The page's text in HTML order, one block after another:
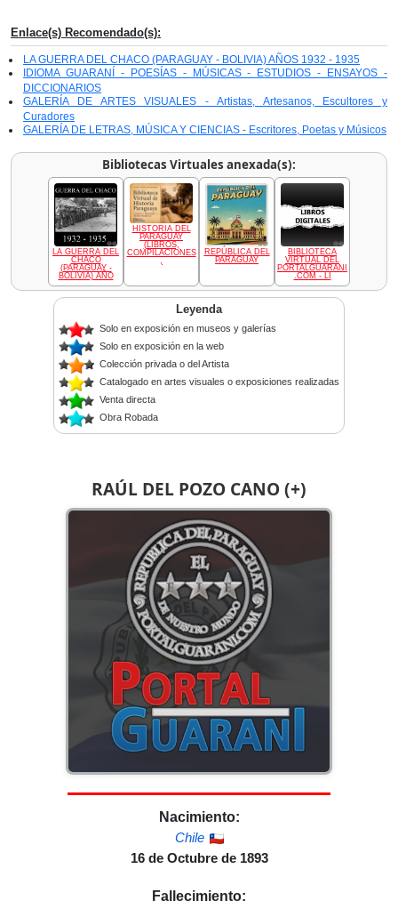
RAÚL DEL POZO CANO (+)
Nacimiento:
Chile
16 de Octubre de 1893
Fallecimiento:
Enlace(s) Recomendado(s):
LA GUERRA DEL CHACO (PARAGUAY - BOLIVIA) AÑOS 1932 - 1935
IDIOMA GUARANÍ - POESÍAS - MÚSICAS - ESTUDIOS - ENSAYOS -
DICCIONARIOS
GALERÍA DE ARTES VISUALES - Artistas, Artesanos, Escultores y
Curadores
GALERÍA DE LETRAS, MÚSICA Y CIENCIAS - Escritores, Poetas y Músicos
Bibliotecas Virtuales anexada(s):
LA GUERRA DEL
CHACO
(PARAGUAY -
BOLIVIA) AÑO
HISTORIA DEL
PARAGUAY
(LIBROS,
COMPILACIONES
REPÚBLICA DEL
PARAGUAY
BIBLIOTECA
VIRTUAL DEL
PORTALGUARANI
.COM - LI
Leyenda
Solo en exposición en museos y galerías
Solo en exposición en la web
Colección privada o del Artista
Catalogado en artes visuales o exposiciones realizadas
Venta directa
Obra Robada